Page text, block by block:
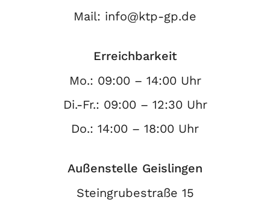
Mail: info@ktp-gp.de
Erreichbarkeit
Mo.: 09:00 – 14:00 Uhr
Di.-Fr.: 09:00 – 12:30 Uhr
Do.: 14:00 – 18:00 Uhr
Außenstelle Geislingen
Steingrubestraße 15